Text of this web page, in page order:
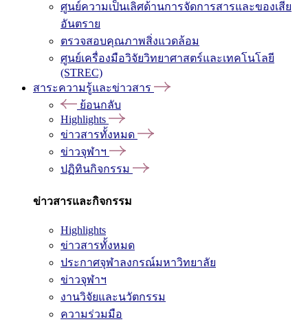
ศูนย์ความเป็นเลิศด้านการจัดการสารและของเสีย
อันตราย
ตรวจสอบคุณภาพสิ่งแวดล้อม
ศูนย์เครื่องมือวิจัยวิทยาศาสตร์และเทคโนโลยี
(STREC)
สาระความรู้และข่าวสาร
ย้อนกลับ
Highlights
ข่าวสารทั้งหมด
ข่าวจุฬาฯ
ปฏิทินกิจกรรม
ข่าวสารและกิจกรรม
Highlights
ข่าวสารทั้งหมด
ประกาศจุฬาลงกรณ์มหาวิทยาลัย
ข่าวจุฬาฯ
งานวิจัยและนวัตกรรม
ความร่วมมือ